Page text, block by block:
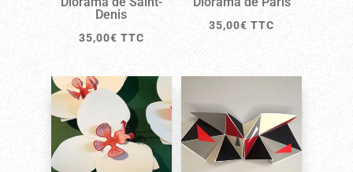
Denis
35,00€ TTC
35,00€ TTC